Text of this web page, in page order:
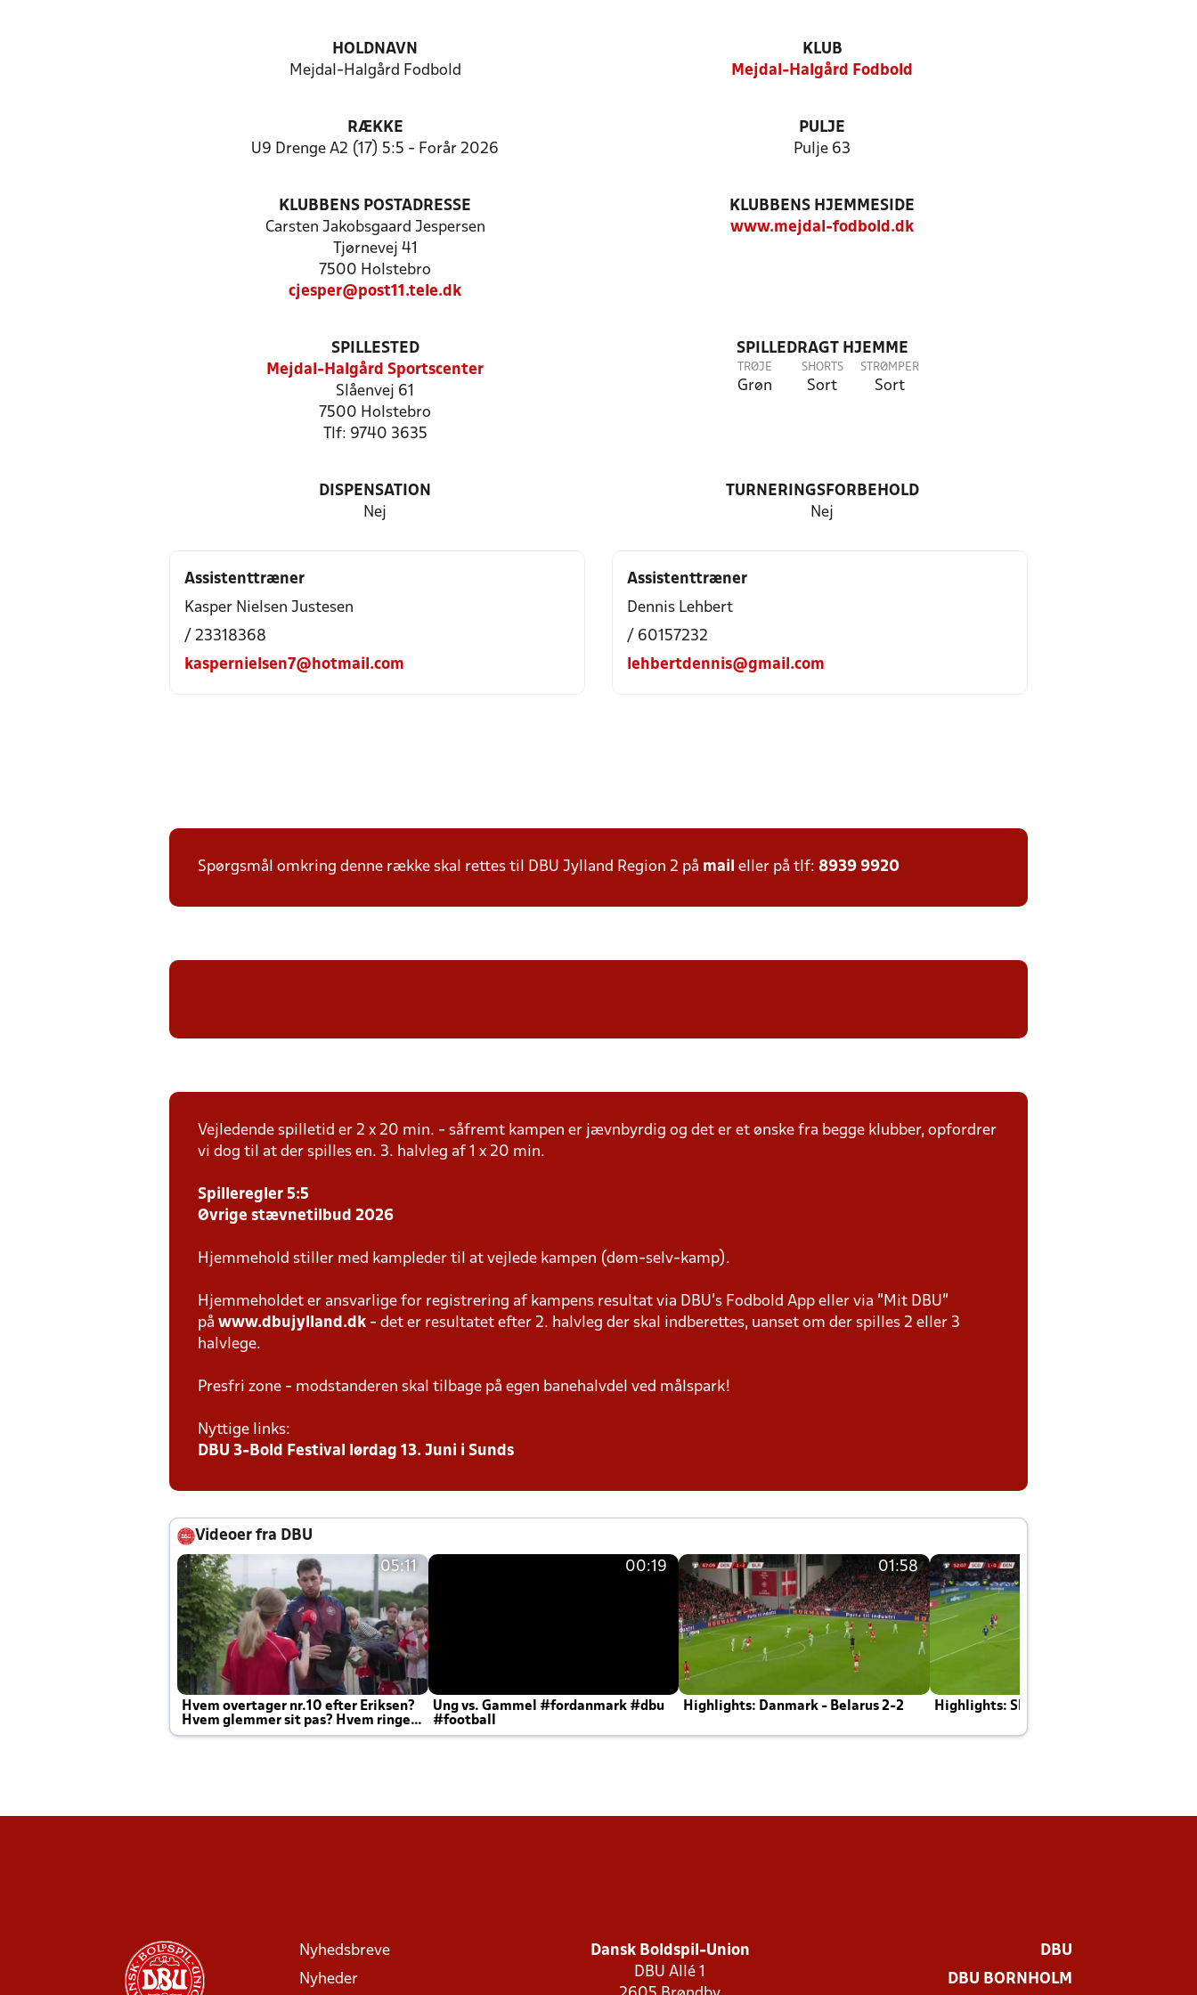
HOLDNAVN
Mejdal-Halgård Fodbold
KLUB
Mejdal-Halgård Fodbold
RÆKKE
U9 Drenge A2 (17) 5:5 - Forår 2026
PULJE
Pulje 63
KLUBBENS POSTADRESSE
Carsten Jakobsgaard Jespersen
Tjørnevej 41
7500 Holstebro
cjesper@post11.tele.dk
KLUBBENS HJEMMESIDE
www.mejdal-fodbold.dk
SPILLESTED
Mejdal-Halgård Sportscenter
Slåenvej 61
7500 Holstebro
Tlf: 9740 3635
SPILLEDRAGT HJEMME
TRØJE
Grøn
SHORTS
Sort
STRØMPER
Sort
DISPENSATION
Nej
TURNERINGSFORBEHOLD
Nej
Assistenttræner
Kasper Nielsen Justesen
/ 23318368
kaspernielsen7@hotmail.com
Assistenttræner
Dennis Lehbert
/ 60157232
lehbertdennis@gmail.com
Spørgsmål omkring denne række skal rettes til DBU Jylland Region 2 på mail eller på tlf: 8939 9920
Vejledende spilletid er 2 x 20 min. - såfremt kampen er jævnbyrdig og det er et ønske fra begge klubber, opfordrer
vi dog til at der spilles en. 3. halvleg af 1 x 20 min.
Spilleregler 5:5
Øvrige stævnetilbud 2026
Hjemmehold stiller med kampleder til at vejlede kampen (døm-selv-kamp).
Hjemmeholdet er ansvarlige for registrering af kampens resultat via DBU’s Fodbold App eller via ”Mit DBU”
på www.dbujylland.dk - det er resultatet efter 2. halvleg der skal indberettes, uanset om der spilles 2 eller 3
halvlege.
Presfri zone - modstanderen skal tilbage på egen banehalvdel ved målspark!
Nyttige links:
DBU 3-Bold Festival lørdag 13. Juni i Sunds
Videoer fra DBU
05:11
Hvem overtager nr.10 efter Eriksen?
Hvem glemmer sit pas? Hvem ringer
Joachim altid til efter kampe?
00:19
Ung vs. Gammel #fordanmark #dbu
#football
01:58
Highlights: Danmark - Belarus 2-2 Highlights: Skotland - Danmark 4-2
Nyhedsbreve
Nyheder
Dansk Boldspil-Union
DBU Allé 1
DBU
DBU BORNHOLM